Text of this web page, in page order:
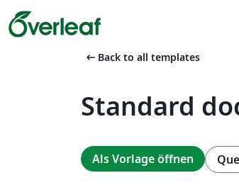
arrow_left_alt Back to all templates
Standard
Als Vorlage öffnen